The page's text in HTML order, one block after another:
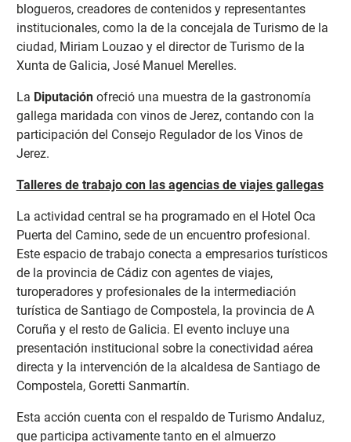
blogueros, creadores de contenidos y representantes
institucionales, como la de la concejala de Turismo de la
ciudad, Miriam Louzao y el director de Turismo de la
Xunta de Galicia, José Manuel Merelles.
La Diputaciónofreció una muestra de la gastronomía
gallega maridada con vinos de Jerez, contando con la
participación del Consejo Regulador de los Vinos de
Jerez.
Talleres de trabajo con las agencias de viajes gallegas
La actividad central se ha programado en el Hotel Oca
Puerta del Camino, sede de un encuentro profesional.
Este espacio de trabajo conecta a empresarios turísticos
de la provincia de Cádiz con agentes de viajes,
turoperadores y profesionales de la intermediación
turística de Santiago de Compostela, la provincia de A
Coruña y el resto de Galicia. El evento incluye una
presentación institucional sobre la conectividad aérea
directa y la intervención de la alcaldesa de Santiago de
Compostela, Goretti Sanmartín.
Esta acción cuenta con el respaldo de Turismo Andaluz,
que participa activamente tanto en el almuerzo